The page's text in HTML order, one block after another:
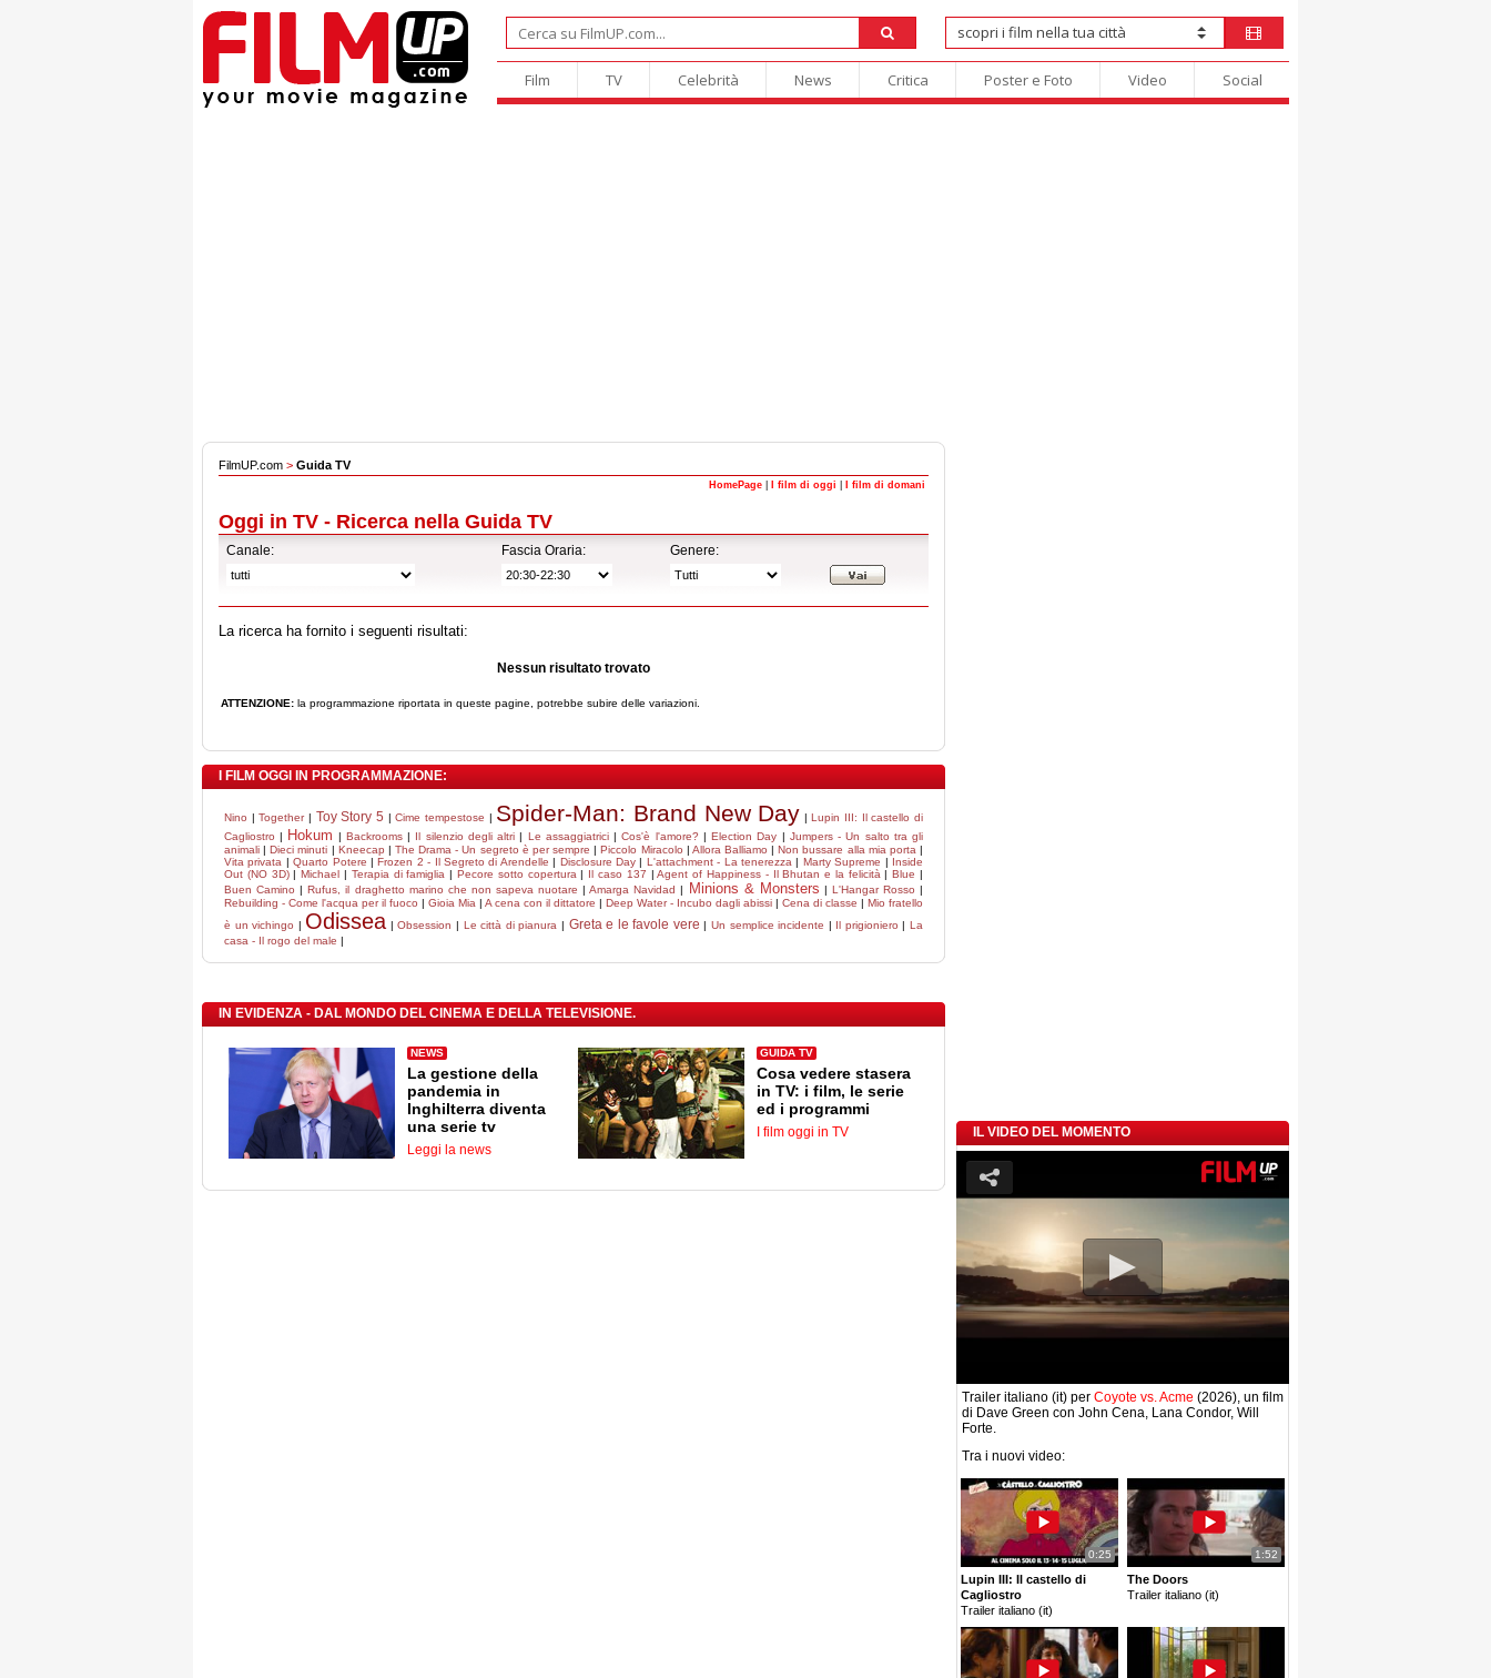
Film TV Celebrità News Critica Poster e Foto Video Social
FilmUP.com > Guida TV
HomePage I film di oggi I film di domani
Oggi in TV - Ricerca nella Guida TV
Canale: Fascia Oraria: Genere:
La ricerca ha fornito i seguenti risultati:
Nessun risultato trovato
ATTENZIONE: la programmazione riportata in queste pagine, potrebbe subire delle variazioni.
I FILM OGGI IN PROGRAMMAZIONE:
Nino |Together| Toy Story 5 |Cime tempestose | Spider-Man: Brand New Day |Lupin III: Il castello di
Cagliostro | Hokum | Backrooms| Il silenzio degli altri | Le assaggiatrici|Cos'è l'amore? |Election Day | Jumpers - Un salto tra gli
animali |Dieci minuti | Kneecap |The Drama - Un segreto è per sempre |Piccolo Miracolo | Allora Balliamo |Non bussare alla mia porta |
Vita privata |Quarto Potere |Frozen 2 - Il Segreto di Arendelle | Disclosure Day | L'attachment - La tenerezza | Marty Supreme | Inside
Out (NO 3D)|Michael | Terapia di famiglia | Pecore sotto copertura | Il caso 137 |Agent of Happiness - Il Bhutan e la felicità |Blue |
Buen Camino |Rufus, il draghetto marino che non sapeva nuotare |Amarga Navidad | Minions & Monsters | L'Hangar Rosso |
Rebuilding - Come l'acqua per il fuoco | Gioia Mia | A cena con il dittatore | Deep Water - Incubo dagli abissi | Cena di classe | Mio fratello
è un vichingo | Odissea |Obsession | Le città di pianura | Greta e le favole vere | Un semplice incidente | Il prigioniero |La
casa - Il rogo del male |
IN EVIDENZA - DAL MONDO DEL CINEMA E DELLA TELEVISIONE.
NEWS
La gestione della
pandemia in
Inghilterra diventa
una serie tv
Leggi la news
GUIDA TV
Cosa vedere stasera
in TV: i film, le serie
ed i programmi
I film oggi in TV IL VIDEO DEL MOMENTO
Trailer italiano (it) per Coyote vs. Acme (2026), un film
di Dave Green con John Cena, Lana Condor, Will
Forte.
Tra i nuovi video:
0:25
Lupin III: Il castello di
Cagliostro
Trailer italiano (it)
1:52
The Doors
Trailer italiano (it)